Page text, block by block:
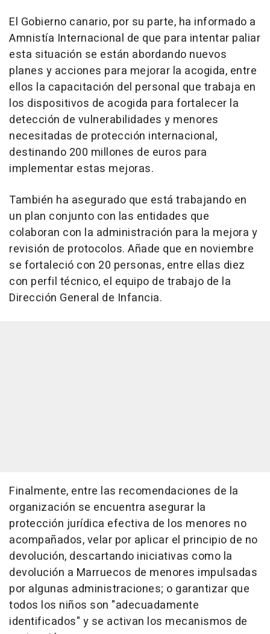
El Gobierno canario, por su parte, ha informado a
Amnistía Internacional de que para intentar paliar
esta situación se están abordando nuevos
planes y acciones para mejorar la acogida, entre
ellos la capacitación del personal que trabaja en
los dispositivos de acogida para fortalecer la
detección de vulnerabilidades y menores
necesitadas de protección internacional,
destinando 200 millones de euros para
implementar estas mejoras.
También ha asegurado que está trabajando en
un plan conjunto con las entidades que
colaboran con la administración para la mejora y
revisión de protocolos. Añade que en noviembre
se fortaleció con 20 personas, entre ellas diez
con perfil técnico, el equipo de trabajo de la
Dirección General de Infancia.
Finalmente, entre las recomendaciones de la
organización se encuentra asegurar la
protección jurídica efectiva de los menores no
acompañados, velar por aplicar el principio de no
devolución, descartando iniciativas como la
devolución a Marruecos de menores impulsadas
por algunas administraciones; o garantizar que
todos los niños son "adecuadamente
identificados" y se activan los mecanismos de